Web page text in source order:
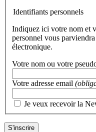
Identifiants personnels
Indiquez ici votre nom et
personnel vous
électronique.
Votre nom ou votre
Votre adresse email
Je veux recevoir la